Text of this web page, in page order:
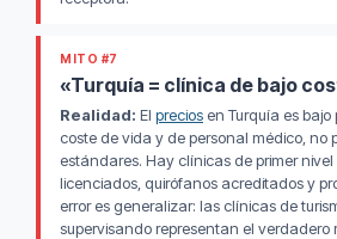
MITO #7
«Turquía = clínica de bajo
Realidad: El precios en Turquía es
coste de vida y de personal médico, no
estándares. Hay clínicas de primer
licenciados, quirófanos acreditados y
error es generalizar: las clínicas de
supervisando representan el verdadero